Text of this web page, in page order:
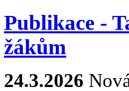
Publikace -
žákům
24.3.2026